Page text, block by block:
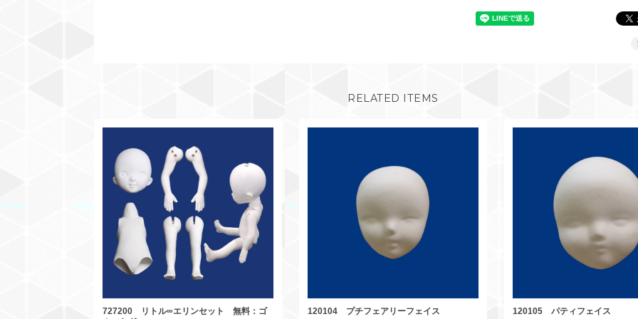
RELATED ITEMS
727200 リトル∞エリンセット 無料：ゴ
120104 プチフェアリーフェイス 120105 パティフェイス